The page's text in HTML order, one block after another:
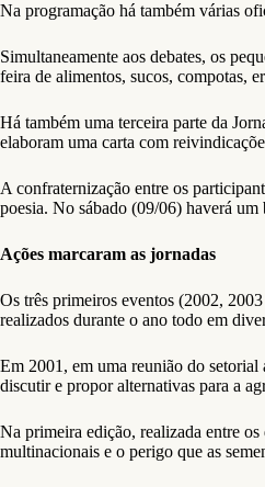
Na programação há também várias
Simultaneamente aos debates, os
feira de alimentos, sucos, compotas,
Há também uma terceira parte da
elaboram uma carta com
A confraternização entre os
poesia. No sábado (09/06) haverá
Ações marcaram as jornadas
Os três primeiros eventos (2002,
realizados durante o ano todo em
Em 2001, em uma reunião do setorial
discutir e propor alternativas para a
Na primeira edição, realizada entre
multinacionais e o perigo que as